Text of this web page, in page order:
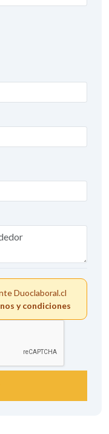
Duoclaboral.cl
y condiciones